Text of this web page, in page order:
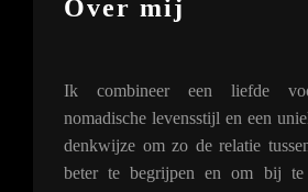
Over mij
Ik combineer een liefde
nomadische levensstijl en een
denkwijze om zo de relatie
beter te begrijpen en om bij te